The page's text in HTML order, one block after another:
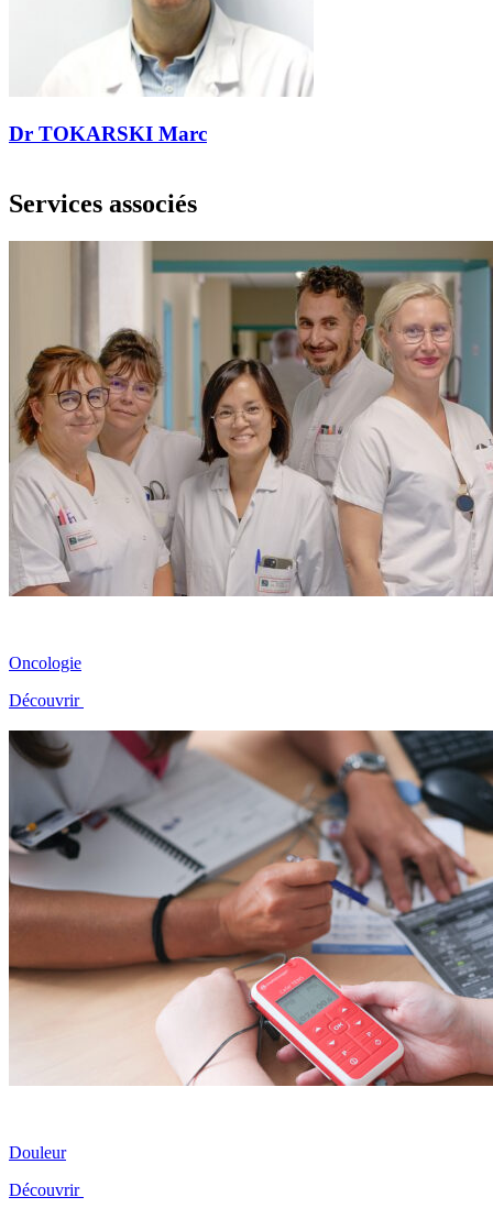
Dr TOKARSKI Marc
Services associés
Oncologie
Découvrir
Douleur
Découvrir